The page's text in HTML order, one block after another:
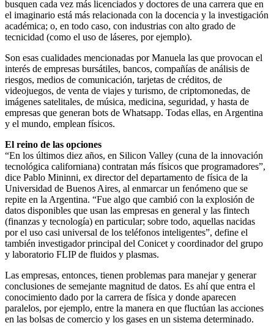
busquen cada vez más licenciados y doctores de una carrera que en
el imaginario está más relacionada con la docencia y la investigación
académica; o, en todo caso, con industrias con alto grado de
tecnicidad (como el uso de láseres, por ejemplo).
Son esas cualidades mencionadas por Manuela las que provocan el
interés de empresas bursátiles, bancos, compañías de análisis de
riesgos, medios de comunicación, tarjetas de créditos, de
videojuegos, de venta de viajes y turismo, de criptomonedas, de
imágenes satelitales, de música, medicina, seguridad, y hasta de
empresas que generan bots de Whatsapp. Todas ellas, en Argentina
y el mundo, emplean físicos.
El reino de las opciones
“En los últimos diez años, en Silicon Valley (cuna de la innovación
tecnológica californiana) contratan más físicos que programadores”,
dice Pablo Mininni, ex director del departamento de física de la
Universidad de Buenos Aires, al enmarcar un fenómeno que se
repite en la Argentina. “Fue algo que cambió con la explosión de
datos disponibles que usan las empresas en general y las fintech
(finanzas y tecnología) en particular; sobre todo, aquellas nacidas
por el uso casi universal de los teléfonos inteligentes”, define el
también investigador principal del Conicet y coordinador del grupo
y laboratorio FLIP de fluidos y plasmas.
Las empresas, entonces, tienen problemas para manejar y generar
conclusiones de semejante magnitud de datos. Es ahí que entra el
conocimiento dado por la carrera de física y donde aparecen
paralelos, por ejemplo, entre la manera en que fluctúan las acciones
en las bolsas de comercio y los gases en un sistema determinado.